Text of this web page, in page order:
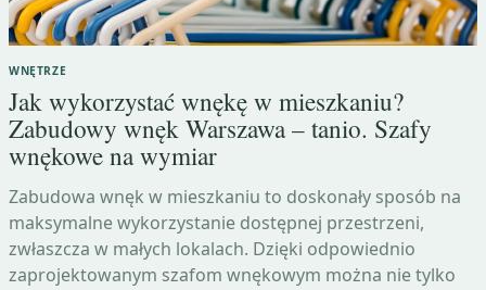
WNĘTRZE
Jak wykorzystać wnękę w mieszkaniu?
Zabudowy wnęk Warszawa – tanio. Szafy
wnękowe na wymiar
Zabudowa wnęk w mieszkaniu to doskonały sposób na
maksymalne wykorzystanie dostępnej przestrzeni,
zwłaszcza w małych lokalach. Dzięki odpowiednio
zaprojektowanym szafom wnękowym można nie tylko